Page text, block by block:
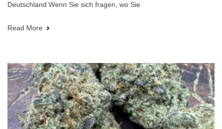
Deutschland Wenn Sie sich fragen, wo Sie
Read More